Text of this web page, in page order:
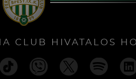
CLUB HIVATALOS